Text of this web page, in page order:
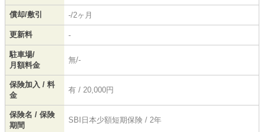
償却/敷引 -/2ヶ月
更新料 -
駐車場/
月額料金
無/-
保険加入 / 料
金
有 / 20,000円
保険名 / 保険
期間
SBI日本少額短期保険 / 2年